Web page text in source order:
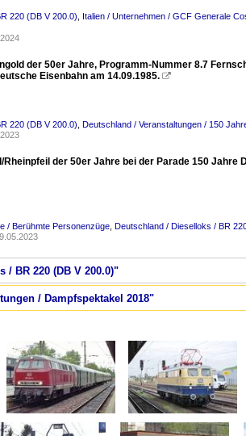
220 (DB V 200.0) Italien / Unternehmen / GCF Generale
der 50er Jahre, Programm-Nummer 8.7
Eisenbahn am 14.09.1985. 
220 (DB V 200.0) Deutschland / Veranstaltungen / 150
Rheinpfeil der 50er Jahre bei der Parade 150 Jahre
/ Berühmte Personenzüge Deutschland / Dieselloks / BR
/ BR 220 (DB V 200.0)"
/ Dampfspektakel 2018"